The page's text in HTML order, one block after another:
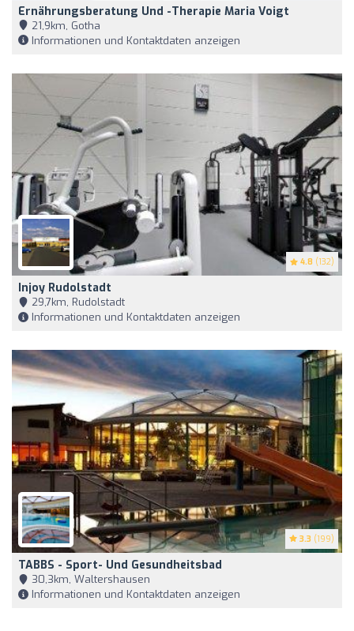
Ernährungsberatung Und -therapie Maria Voigt
21,9km, Gotha
Informationen und Kontaktdaten anzeigen
4.8 (132)
Injoy Rudolstadt
29,7km, Rudolstadt
Informationen und Kontaktdaten anzeigen
3.3 (199)
TABBS - Sport- Und Gesundheitsbad
30,3km, Waltershausen
Informationen und Kontaktdaten anzeigen